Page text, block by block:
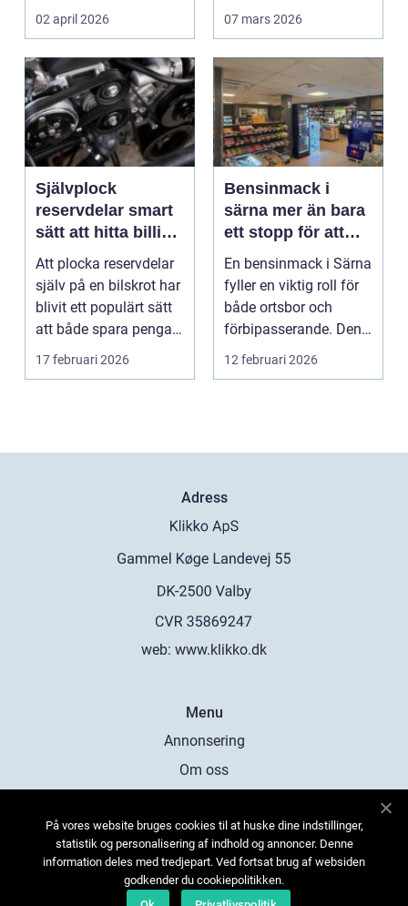
02 april 2026
äga. I ...
07 mars 2026
Självplock
reservdelar smart
sätt att hitta billiga
bildelar
Att plocka reservdelar
själv på en bilskrot har
blivit ett populärt sätt
att både spara pengar
och g...
17 februari 2026
Bensinmack i
särna mer än bara
ett stopp för att
tanka
En bensinmack i Särna
fyller en viktig roll för
både ortsbor och
förbipasserande. Den
fungerar som e...
12 februari 2026
Adress
web: www.klikko.dk
Menu
Annonsering
Om oss
Kontakta oss
Sitemap
På vores website bruges cookies til at huske dine indstillinger,
statistik og personalisering af indhold og annoncer. Denne
information deles med tredjepart. Ved fortsat brug af websiden
godkender du cookiepolitikken.